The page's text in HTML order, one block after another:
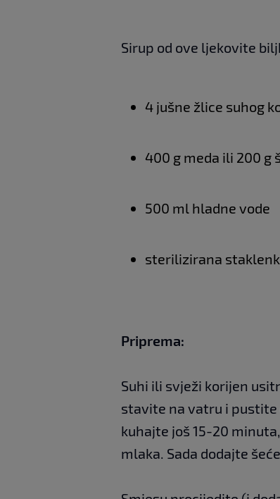
Sirup od ove ljekovite
4 jušne žlice suhog
400 g meda ili 200 g
500 ml hladne vode
sterilizirana
Priprema:
Suhi ili svježi korijen
stavite na vatru i pustite
kuhajte još 15-20
mlaka. Sada dodajte